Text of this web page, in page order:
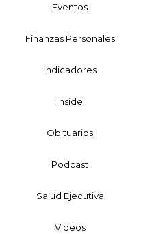
Eventos
Finanzas Personales
Indicadores
Inside
Obituarios
Podcast
Salud Ejecutiva
Videos